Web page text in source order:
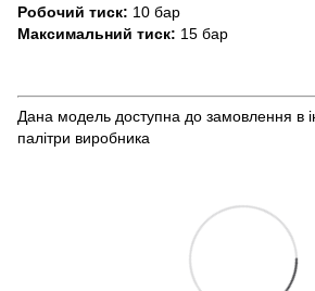
Робочий тиск: 10 бар
Максимальний тиск: 15 бар
Дана модель доступна до замовлення в
палітри виробника